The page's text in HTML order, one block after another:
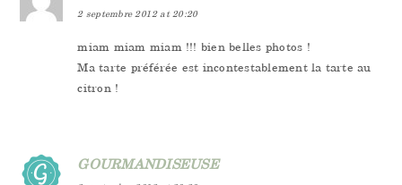
2 septembre 2012 at 20:20
miam miam miam !!! bien belles photos !
Ma tarte préférée est incontestablement la tarte au
citron !
GOURMANDISEUSE